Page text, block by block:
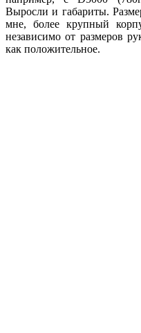
Выросли и габариты.
мне, более крупный
независимо от размеров
как положительное.